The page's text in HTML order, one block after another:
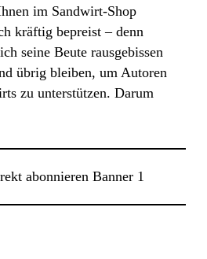
im Sandwirt-Shop
kräftig bepreist – denn
seine Beute rausgebissen
übrig bleiben, um Autoren
zu unterstützen. Darum